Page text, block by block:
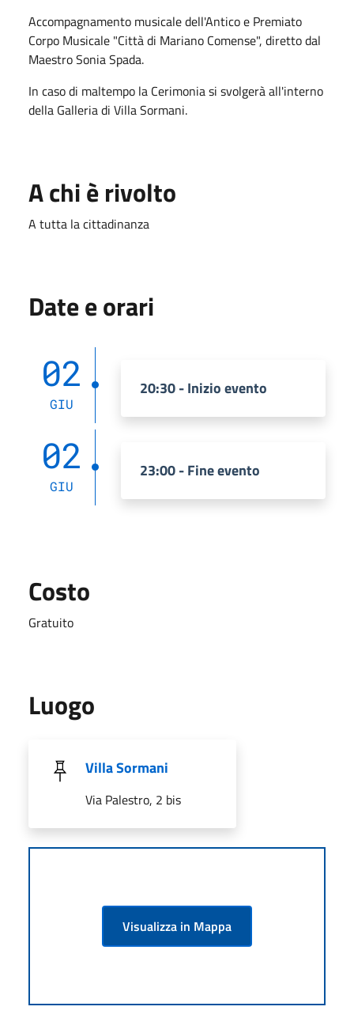
Accompagnamento musicale dell'Antico e Premiato
Corpo Musicale "Città di Mariano Comense", diretto dal
Maestro Sonia Spada.
In caso di maltempo la Cerimonia si svolgerà all'interno
della Galleria di Villa Sormani.
A chi è rivolto
A tutta la cittadinanza
Date e orari
02
GIU
20:30 - Inizio evento
02
GIU
23:00 - Fine evento
Costo
Gratuito
Luogo
Villa Sormani
Via Palestro, 2 bis
Visualizza in Mappa